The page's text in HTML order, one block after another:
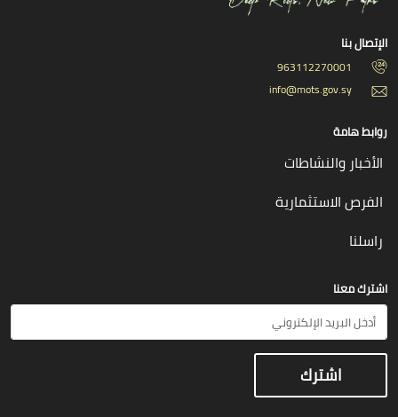
الإتصال بنا
963112270001
info@mots.gov.sy
روابط هامة
الأخبار والنشاطات
الفرص الاستثمارية
راسلنا
اشترك معنا